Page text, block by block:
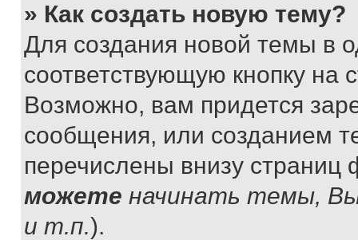
» Как создать новую тему?
Для создания новой темы в
соответствующую кнопку
Возможно, вам придется
сообщения, или созданием
перечислены внизу
можете начинать темы,
и т.п.).